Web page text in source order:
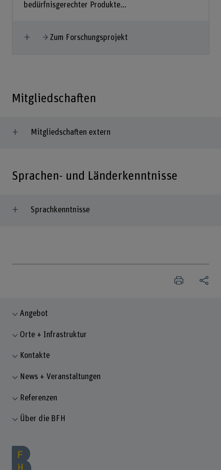
bedürfnisgerechter Produkte...
Mehr anzeigen
Zum Forschungsprojekt
Mitgliedschaften
Mitgliedschaften extern
Sprachen- und Länderkenntnisse
Sprachkenntnisse
Angebot
Orte + Infrastruktur
Kontakte
News + Veranstaltungen
Referenzen
Über die BFH